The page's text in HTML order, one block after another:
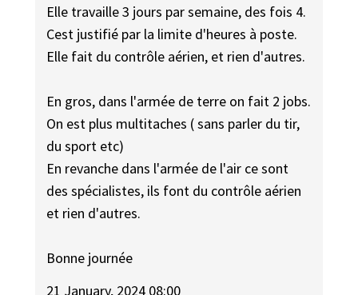
Elle travaille 3 jours par semaine, des fois 4.
Cest justifié par la limite d'heures à poste.
Elle fait du contrôle aérien, et rien d'autres.
En gros, dans l'armée de terre on fait 2 jobs.
On est plus multitaches ( sans parler du tir,
du sport etc)
En revanche dans l'armée de l'air ce sont
des spécialistes, ils font du contrôle aérien
et rien d'autres.
Bonne journée
21 January, 2024 08:00